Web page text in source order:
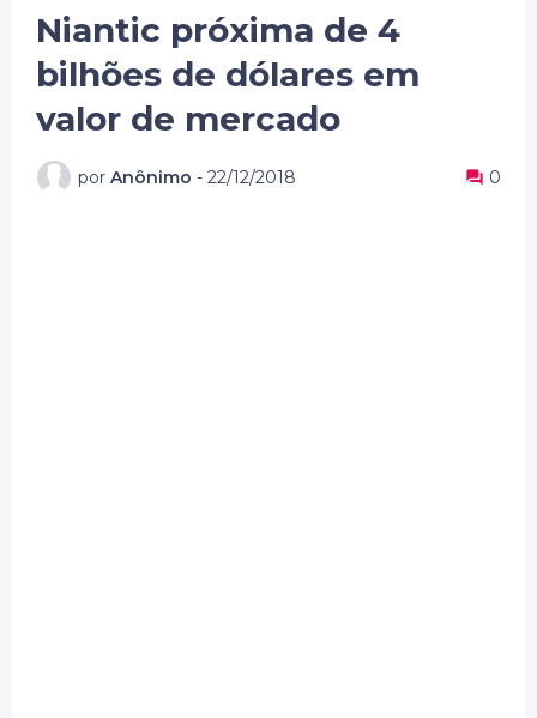
Niantic próxima de 4
bilhões de dólares em
valor de mercado
por Anônimo - 22/12/2018 0